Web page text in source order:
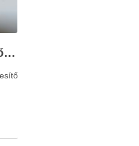
Stresszkezelés szakértőkkel: Corvin Pszichológia – a modern terápiás megoldások útmutatója